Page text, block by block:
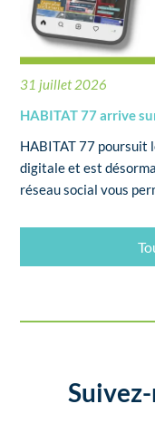
31 juillet 2026
HABITAT 77 arrive
HABITAT 77 poursuit
digitale et est
réseau social vous